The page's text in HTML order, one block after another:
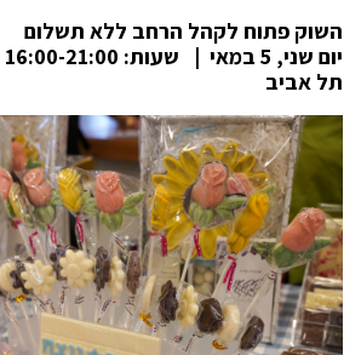
השוק פתוח לקהל הרחב ללא תשלום
תל אביב